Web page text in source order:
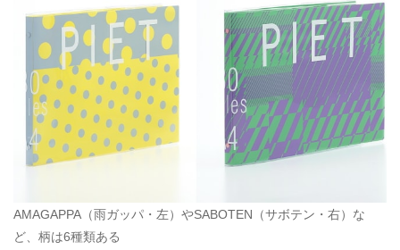
AMAGAPPA（雨ガッパ・左）やSABOTEN（サボテン・右）な
ど、柄は6種類ある